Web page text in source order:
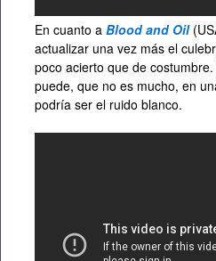
En cuanto a Blood and Oil
actualizar una vez más el
poco acierto que de costumbre.
puede, que no es mucho, en
podría ser el ruido blanco.